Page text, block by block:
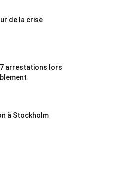
de la crise
arrestations lors
à Stockholm